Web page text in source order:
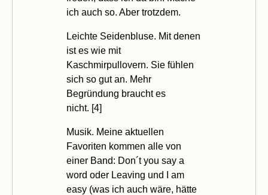
ich auch so. Aber trotzdem.
Leichte Seidenbluse. Mit denen
ist es wie mit
Kaschmirpullovern. Sie fühlen
sich so gut an. Mehr
Begründung braucht es
nicht. [4]
Musik. Meine aktuellen
Favoriten kommen alle von
einer Band: Don´t you say a
word oder Leaving und
I am
easy (was ich auch wäre, hätte